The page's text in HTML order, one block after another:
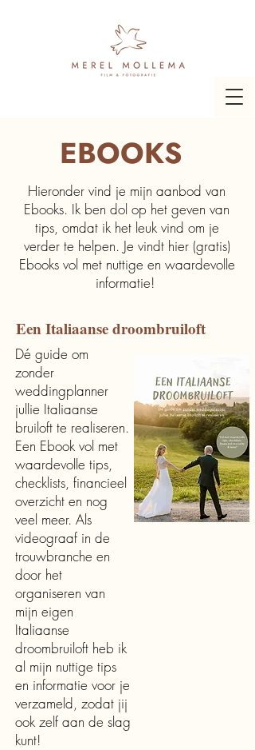
EBOOKS
Hieronder vind je mijn aanbod van
Ebooks. Ik ben dol op het geven van
tips, omdat ik het leuk vind om je
verder te helpen. Je vindt hier (gratis)
Ebooks vol met nuttige en waardevolle
informatie!
Een Italiaanse droombruiloft
Dé guide om
zonder
weddingplanner
jullie Italiaanse
bruiloft te realiseren.
Een Ebook vol met
waardevolle tips,
checklists, financieel
overzicht en nog
veel meer. Als
videograaf in de
trouwbranche en
door het
organiseren van
mijn eigen
Italiaanse
droombruiloft heb ik
al mijn nuttige tips
en informatie voor je
verzameld, zodat jij
ook zelf aan de slag
kunt!